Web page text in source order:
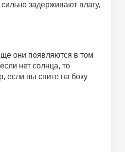
задерживают влагу,
они появляются в том
нет солнца, то
если вы спите на боку